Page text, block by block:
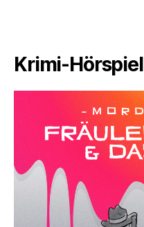
Krimi-Hörspiel